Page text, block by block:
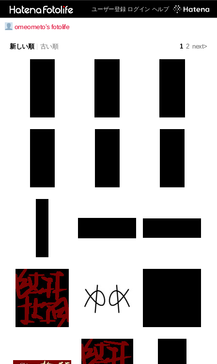
ユーザー登録 ログイン ヘルプ
omeometo's fotolife
1 2 next>
新しい順 古い順